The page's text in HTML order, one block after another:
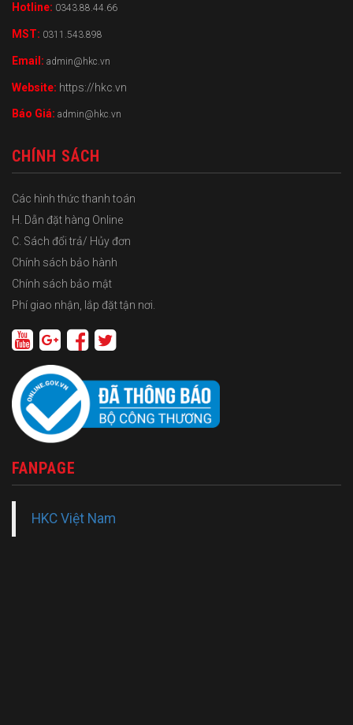
Hotline: 0343.88.44.66
MST: 0311.543.898
Email: admin@hkc.vn
Website: https://hkc.vn
Báo Giá: admin@hkc.vn
CHÍNH SÁCH
Các hình thức thanh toán
H. Dẫn đặt hàng Online
C. Sách đổi trả/ Hủy đơn
Chính sách bảo hành
Chính sách bảo mật
Phí giao nhận, lắp đặt tận nơi.
FANPAGE
HKC Việt Nam